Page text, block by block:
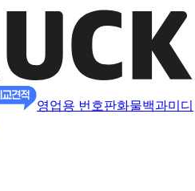
영업용 번호판화물백과미디